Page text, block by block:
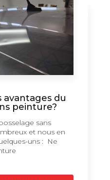
avantages du
peinture?
sans
et nous en
uns : Ne